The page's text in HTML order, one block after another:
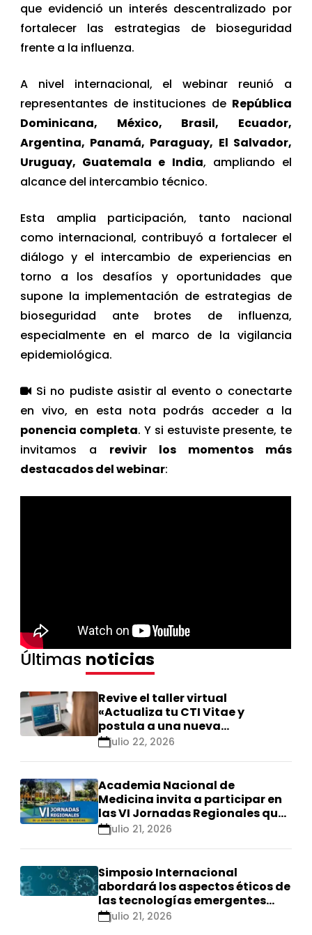
que evidenció un interés descentralizado por
fortalecer las estrategias de bioseguridad
frente a la influenza.
A nivel internacional, el webinar reunió a
representantes de instituciones de República
Dominicana, México, Brasil, Ecuador,
Argentina, Panamá, Paraguay, El Salvador,
Uruguay, Guatemala e India, ampliando el
alcance del intercambio técnico.
Esta amplia participación, tanto nacional
como internacional, contribuyó a fortalecer el
diálogo y el intercambio de experiencias en
torno a los desafíos y oportunidades que
supone la implementación de estrategias de
bioseguridad ante brotes de influenza,
especialmente en el marco de la vigilancia
epidemiológica.
Si no pudiste asistir al evento o conectarte
en vivo, en esta nota podrás acceder a la
ponencia completa. Y si estuviste presente, te
invitamos a revivir los momentos más
destacados del webinar:
Últimas noticias
Revive el taller virtual
«Actualiza tu CTI Vitae y
postula a una nueva
calificación Renacyt»
julio 22, 2026
Academia Nacional de
Medicina invita a participar en
las VI Jornadas Regionales que
se realizarán en Ica
julio 21, 2026
Simposio Internacional
abordará los aspectos éticos de
las tecnologías emergentes
para el control de
julio 21, 2026